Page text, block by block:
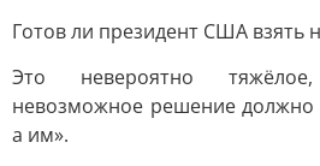
Готов ли президент США взять
Это невероятно
невозможное решение должно
а им».